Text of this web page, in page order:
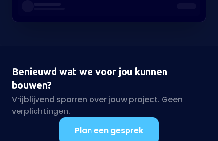
Benieuwd wat we voor jou kunnen
bouwen?
Vrijblijvend sparren over jouw project. Geen
verplichtingen.
Plan een gesprek